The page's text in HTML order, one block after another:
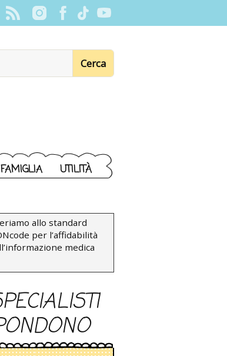
FAMIGLIA UTILITÀ
allo standard
per l’affidabilità
medica